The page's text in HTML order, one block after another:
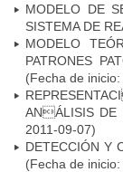
MODELO DE
SISTEMA DE
MODELO
PATRONES
(Fecha de
ANÁLISIS DE
2011-09-07)
DETECCIÓN Y
(Fecha de